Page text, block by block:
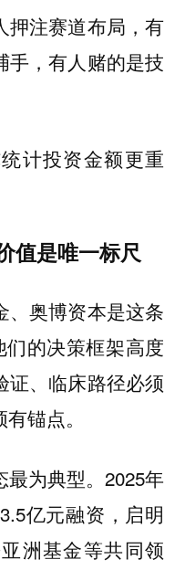
押注赛道布局，有
手，有人赌的是技
计投资金额更重
值是唯一标尺
、奥博资本是这条
们的决策框架高度
证、临床路径必须
锚点。
为典型。2025年
亿元融资，启明
洲基金等共同领